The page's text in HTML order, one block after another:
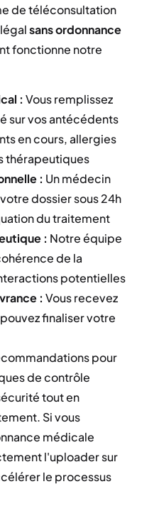
de téléconsultation
sans ordonnance
fonctionne notre
: Vous remplissez
sur vos antécédents
en cours, allergies
thérapeutiques
: Un médecin
dossier sous 24h
du traitement
: Notre équipe
de la
potentielles
: Vous recevez
finaliser votre
pour
de contrôle
tout en
Si vous
médicale
l'uploader sur
le processus